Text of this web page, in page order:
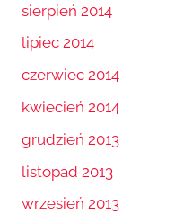
sierpień 2014
lipiec 2014
czerwiec 2014
kwiecień 2014
grudzień 2013
listopad 2013
wrzesień 2013